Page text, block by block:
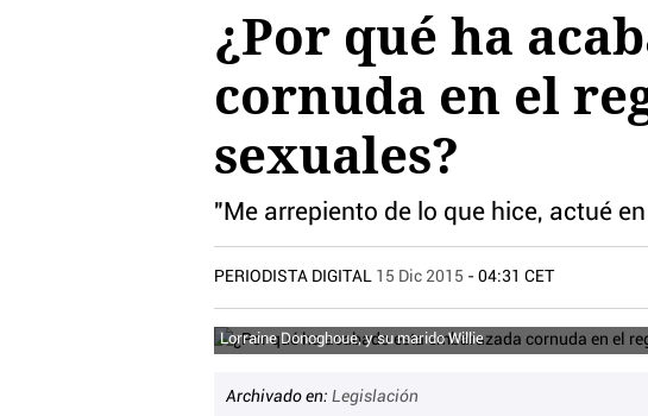
¿Por qué ha
cornuda en el
sexuales?
"Me arrepiento de lo que hice, actué
PERIODISTA DIGITAL 15 Dic 2015 - 04:31 CET
Lorraine Donoghoue, y su marido Willie
Archivado en: Legislación